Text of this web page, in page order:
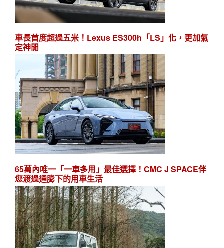
車長首度超過五米！Lexus ES300h「LS」化，更加氣
定神閒
65萬內唯一「一車多用」最佳選擇！CMC J SPACE伴
您渡過通膨下的用車生活